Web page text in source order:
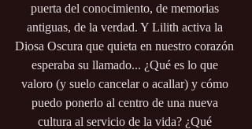
puerta del conocimiento, de memorias
antiguas, de la verdad. Y Lilith activa la
Diosa Oscura que quieta en nuestro corazón
esperaba su llamado... ¿Qué es lo que
valoro (y suelo cancelar o acallar) y cómo
puedo ponerlo al centro de una nueva
cultura al servicio de la vida? ¿Qué